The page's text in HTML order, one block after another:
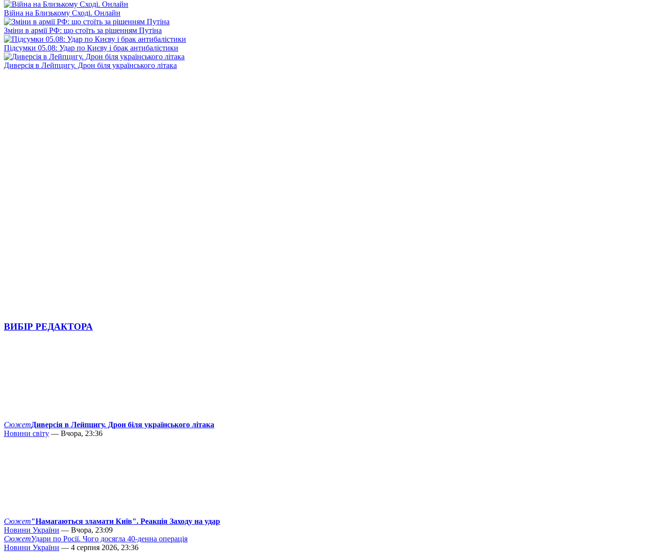
Війна на Близькому Сході. Онлайн
Зміни в армії РФ: що стоїть за рішенням Путіна
Підсумки 05.08: Удар по Києву і брак антибалістики
Диверсія в Лейпцигу. Дрон біля українського літака
ВИБІР РЕДАКТОРА
СюжетДиверсія в Лейпцигу. Дрон біля українського літака
Новини світу — Вчора, 23:36
Сюжет"Намагаються зламати Київ". Реакція Заходу на удар
Новини України — Вчора, 23:09
СюжетУдари по Росії. Чого досягла 40-денна операція
Новини України — 4 серпня 2026, 23:36